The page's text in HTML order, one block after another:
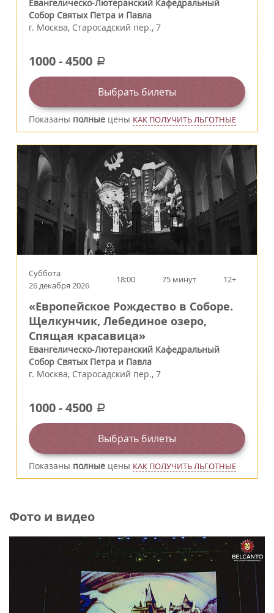
Евангелическо-Лютеранский Кафедральный
Собор Святых Петра и Павла
г. Москва, Старосадский пер., 7
1000-4500 a
Выбрать билеты
Показаны полные цены КАК ПОЛУЧИТЬ ЛЬГОТНЫЕ
Суббота
26 декабря 2026
18:00 75 минут 12+
«Европейское Рождество в Соборе.
Щелкунчик, Лебединое озеро,
Спящая красавица»
Евангелическо-Лютеранский Кафедральный
Собор Святых Петра и Павла
г. Москва, Старосадский пер., 7
1000-4500 a
Выбрать билеты
Показаны полные цены КАК ПОЛУЧИТЬ ЛЬГОТНЫЕ
Фото и видео